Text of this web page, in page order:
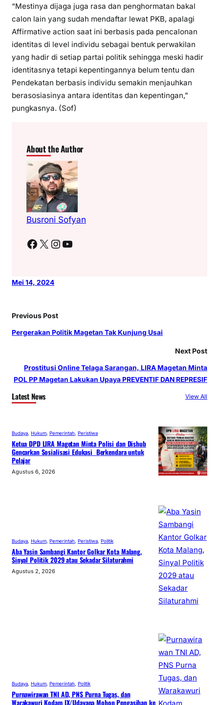
“Mestinya dijaga juga rasa dan penghormatan bakal
calon lain yang sudah mendaftar lewat PKB, apalagi
Affirmative action saat ini berbasis pada pencalonan
identitas di level individu sebagai bentuk perwakilan
yang hadir di setiap partai politik sehingga meski hadir
identitasnya tetapi kepentingannya belum tentu dan
Pendekatan berbasis individu semakin menjauhkan
berasosiasinya antara identitas dan kepentingan,”
pungkasnya. (Sof)
About the Author
Busroni Sofyan
Facebook X Instagram YouTube
Mei 14, 2024
Previous Post
Pergerakan Politik Magetan Tak Kunjung Usai
Next Post
Prostitusi Online Telaga Sarangan, LIRA Magetan Minta
POL PP Magetan Lakukan Upaya PREVENTIF DAN REPRESIF
Latest News View All
Budaya Hukum Pemerintah Peristiwa
Ketua DPD LIRA Magetan Minta Polisi dan Dishub
Gencarkan Sosialisasi Edukasi Berkendara untuk
Pelajar
Agustus 6, 2026
Budaya Hukum Pemerintah Peristiwa Politik
Aba Yasin Sambangi Kantor Golkar Kota Malang,
Sinyal Politik 2029 atau Sekadar Silaturahmi
Agustus 2, 2026
Budaya Hukum Pemerintah Politik
Purnawirawan TNI AD, PNS Purna Tugas, dan
Warakawuri Kodam IX/Udayana Mohon Pengasihan ke